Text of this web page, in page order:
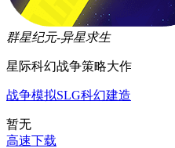
群星纪元-异星求生
星际科幻战争策略大作
战争模拟SLG科幻建造
暂无
高速下载